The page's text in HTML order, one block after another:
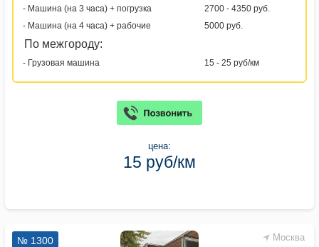
- Машина (на 3 часа) + погрузка
2700 - 4350 руб.
- Машина (на 4 часа) + рабочие
5000 руб.
По межгороду:
- Грузовая машина 15 - 25 руб/км
цена:
15 руб/км
Москва
№ 1300